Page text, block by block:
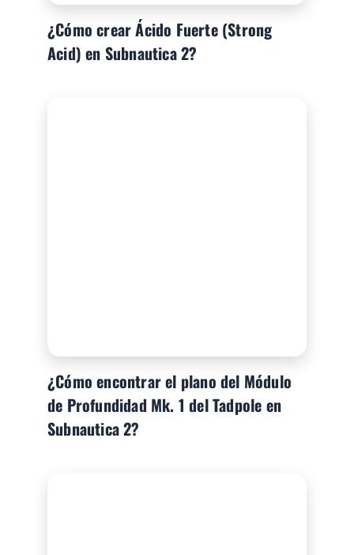
¿Cómo crear Ácido Fuerte (Strong
Acid) en Subnautica 2?
¿Cómo encontrar el plano del Módulo
de Profundidad Mk. 1 del Tadpole en
Subnautica 2?